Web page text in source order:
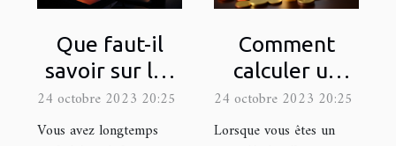
Que faut-il
savoir sur les
logiciels de
montage de
24 octobre 2023 20:25
Vous avez longtemps
Comment
calculer un
rendement
locatif ?
24 octobre 2023 20:25
Lorsque vous êtes un